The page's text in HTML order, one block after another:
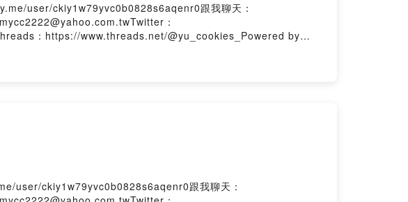
user/ckiy1w79yvc0b0828s6aqenr0跟我聊天：
：
：https://www.threads.net/@yu_cookies_Powered by
user/ckiy1w79yvc0b0828s6aqenr0跟我聊天：